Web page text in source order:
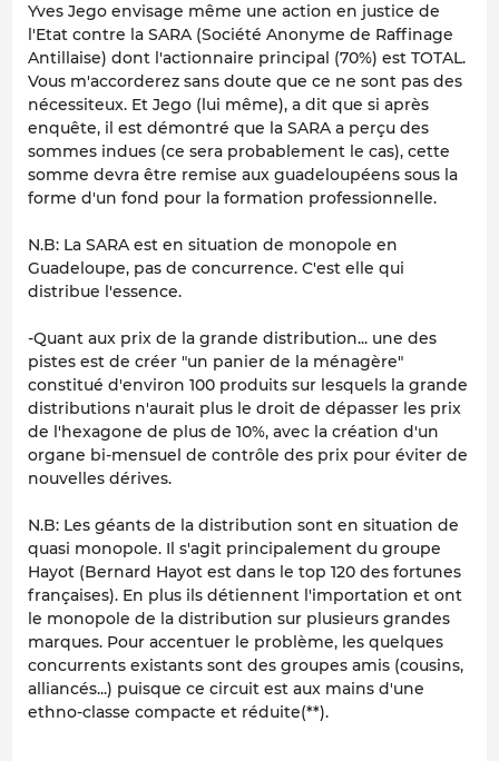
Yves Jego envisage même une action en justice de
l'Etat contre la SARA (Société Anonyme de Raffinage
Antillaise) dont l'actionnaire principal (70%) est TOTAL.
Vous m'accorderez sans doute que ce ne sont pas des
nécessiteux. Et Jego (lui même), a dit que si après
enquête, il est démontré que la SARA a perçu des
sommes indues (ce sera probablement le cas), cette
somme devra être remise aux guadeloupéens sous la
forme d'un fond pour la formation professionnelle.
N.B: La SARA est en situation de monopole en
Guadeloupe, pas de concurrence. C'est elle qui
distribue l'essence.
-Quant aux prix de la grande distribution... une des
pistes est de créer "un panier de la ménagère"
constitué d'environ 100 produits sur lesquels la grande
distributions n'aurait plus le droit de dépasser les prix
de l'hexagone de plus de 10%, avec la création d'un
organe bi-mensuel de contrôle des prix pour éviter de
nouvelles dérives.
N.B: Les géants de la distribution sont en situation de
quasi monopole. Il s'agit principalement du groupe
Hayot (Bernard Hayot est dans le top 120 des fortunes
françaises). En plus ils détiennent l'importation et ont
le monopole de la distribution sur plusieurs grandes
marques. Pour accentuer le problème, les quelques
concurrents existants sont des groupes amis (cousins,
alliancés...) puisque ce circuit est aux mains d'une
ethno-classe compacte et réduite(**).